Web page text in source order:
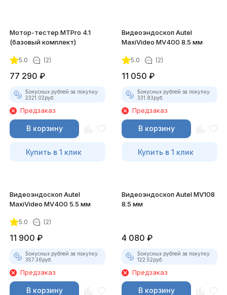
Мотор-тестер MTPro 4.1
(базовый комплект)
5.0 (2)
77 290 ₽
Бонусных рублей за покупку:
2321.02руб.
Предзаказ
В корзину
Купить в 1 клик
Видеоэндоскоп Autel
MaxiVideo MV400 8.5 мм
5.0 (2)
11 050 ₽
Бонусных рублей за покупку:
331.83руб.
Предзаказ
В корзину
Купить в 1 клик
Видеоэндоскоп Autel
MaxiVideo MV400 5.5 мм
5.0 (2)
11 900 ₽
Бонусных рублей за покупку:
357.36руб.
Предзаказ
В корзину
Видеоэндоскоп Autel MV108
8.5 мм
4 080 ₽
Бонусных рублей за покупку:
122.52руб.
Предзаказ
В корзину